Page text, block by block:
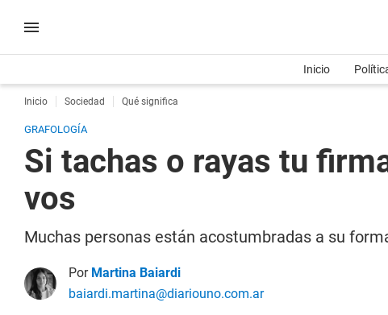
Inicio
Inicio Sociedad Qué significa
GRAFOLOGÍA
Si tachas o rayas tu
vos
Muchas personas están acostumbradas a su
Por Martina Baiardi
baiardi.martina@diariouno.com.ar